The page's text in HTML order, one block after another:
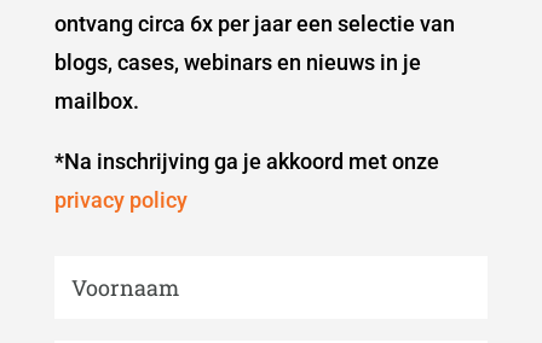
ontvang circa 6x per jaar een selectie van
blogs, cases, webinars en nieuws in je
mailbox.
*Na inschrijving ga je akkoord met onze
privacy policy